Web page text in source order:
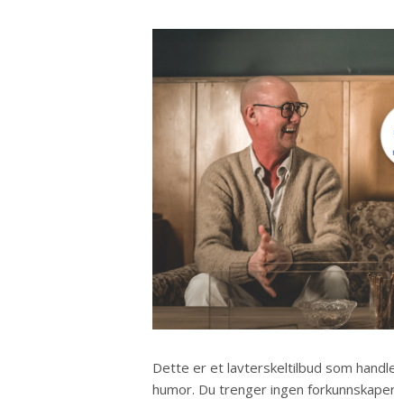
Dette er et lavterskeltilbud som
humor. Du trenger ingen